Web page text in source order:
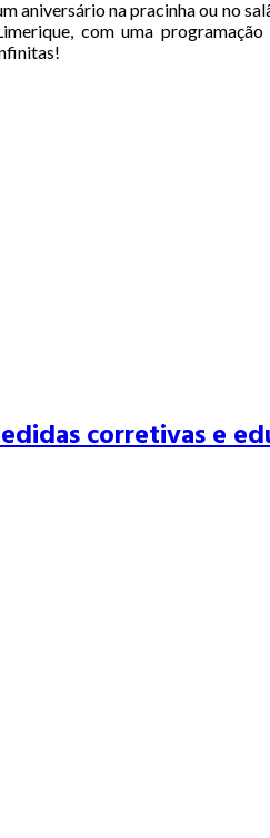
aniversário na pracinha ou no
com uma
corretivas e